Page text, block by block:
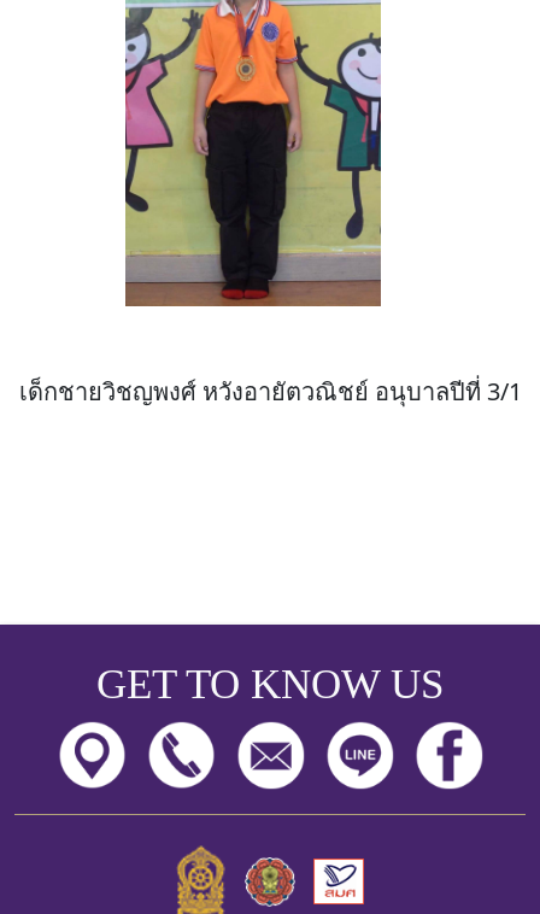
เด็กชายวิชญพงศ์ หวังอายัตวณิชย์ อนุบาลปีที่ 3/1
GET TO KNOW US